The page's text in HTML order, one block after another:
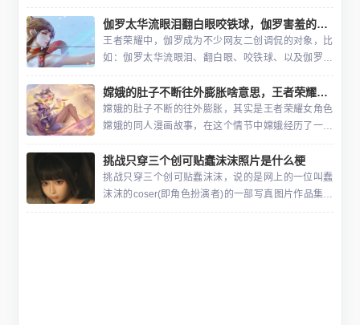
了无限的魅力，是个让人心动的存在，因此就成了很
多玩家的臆想对象了。而王者荣耀西施的兔子好软水
好多这个词组可能说
伽罗太华流眼泪翻白眼咬铁球，伽罗害羞的脱去所有服饰是什么梗
王者荣耀中，伽罗成为不少网友二创调侃的对象，比
如：伽罗太华流眼泪、翻白眼、咬铁球、以及伽罗害
羞脱去所有服饰等梗素材，引发了玩家们的热烈讨论
和创作。其实“伽罗太华流眼泪”“翻白眼”和“咬铁球”则
是伽罗在
嫦娥的肚子不断往外膨胀啥意思，王者荣耀嫦娥去掉服饰被恶搞游戏
嫦娥的肚子不断的往外膨胀，其实是王者荣耀女角色
嫦娥的同人漫画故事，在这个情节中嫦娥经历了一场
奇特的变化。一开始，她的肚子开始膨胀，让人感到
十分困惑。随着情节的发展，这种膨胀不断还在持
续，引发了其他角色
挑战只穿三个创可贴蠢沫沫照片是什么梗
挑战只穿三个创可贴蠢沫沫，说的是网上的一位叫蠢
沫沫的coser(即角色扮演者)的一部写真图片作品集。
蠢沫沫是一位喜欢COS各种角色的女孩，她的作品和